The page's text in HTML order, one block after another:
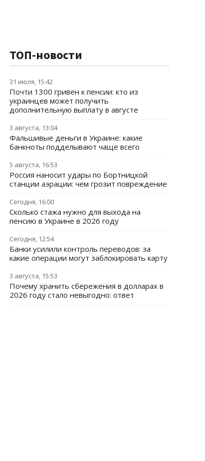
ТОП-новости
31 июля, 15:42
Почти 1300 гривен к пенсии: кто из
украинцев может получить
дополнительную выплату в августе
3 августа, 13:04
Фальшивые деньги в Украине: какие
банкноты подделывают чаще всего
5 августа, 16:53
Россия наносит удары по Бортницкой
станции аэрации: чем грозит повреждение
Сегодня, 16:00
Сколько стажа нужно для выхода на
пенсию в Украине в 2026 году
Сегодня, 12:54
Банки усилили контроль переводов: за
какие операции могут заблокировать карту
3 августа, 15:53
Почему хранить сбережения в долларах в
2026 году стало невыгодно: ответ